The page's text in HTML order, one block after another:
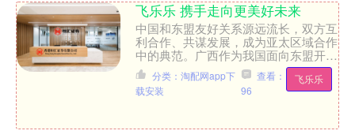
飞乐乐 携手走向更美好未来
中国和东盟友好关系源远流长，双方互
利合作、共谋发展，成为亚太区域合作
中的典范。广西作为我国面向东盟开放
合作的前沿和窗口，与东盟各国跨越山
海、并肩同行。全方位、多....
飞乐乐
分类：淘配网app下
载安装
查看：
96